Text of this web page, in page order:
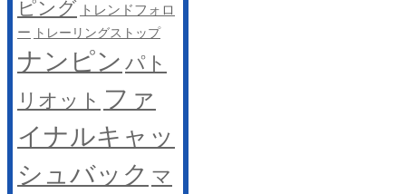
ピング トレンドフォロ
ー トレーリングストップ
ナンピン パト
リオット ファ
イナルキャッ
シュバック マ